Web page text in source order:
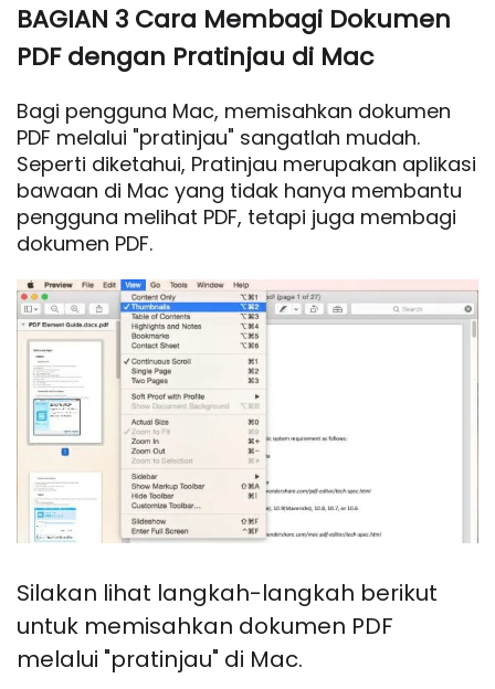
BAGIAN 3 Cara Membagi Dokumen
PDF dengan Pratinjau di Mac
Bagi pengguna Mac, memisahkan dokumen
PDF melalui "pratinjau" sangatlah mudah.
Seperti diketahui, Pratinjau merupakan aplikasi
bawaan di Mac yang tidak hanya membantu
pengguna melihat PDF, tetapi juga membagi
dokumen PDF.
Silakan lihat langkah-langkah berikut
untuk memisahkan dokumen PDF
melalui "pratinjau" di Mac.